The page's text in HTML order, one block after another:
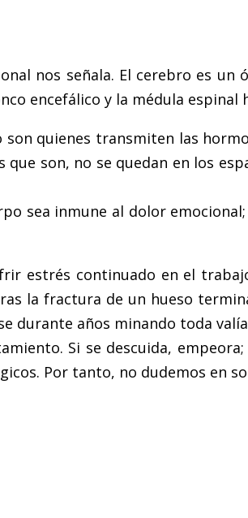
nos señala. El cerebro es
encefálico y la médula
quienes transmiten las
son, no se quedan en los
sea inmune al dolor
estrés continuado en el
la fractura de un hueso
durante años minando toda
Si se descuida,
Por tanto, no dudemos en